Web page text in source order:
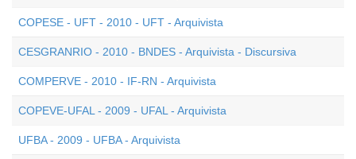
COPESE - UFT - 2010 - UFT - Arquivista
CESGRANRIO - 2010 - BNDES - Arquivista - Discursiva
COMPERVE - 2010 - IF-RN - Arquivista
COPEVE-UFAL - 2009 - UFAL - Arquivista
UFBA - 2009 - UFBA - Arquivista